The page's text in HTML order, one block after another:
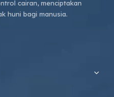
cairan, menciptakan
huni bagi manusia.